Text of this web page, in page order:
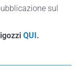
sul
QUI.